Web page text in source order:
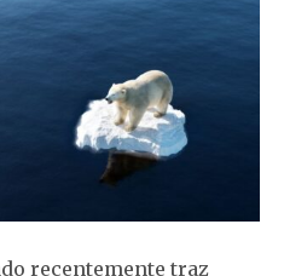
recentemente traz